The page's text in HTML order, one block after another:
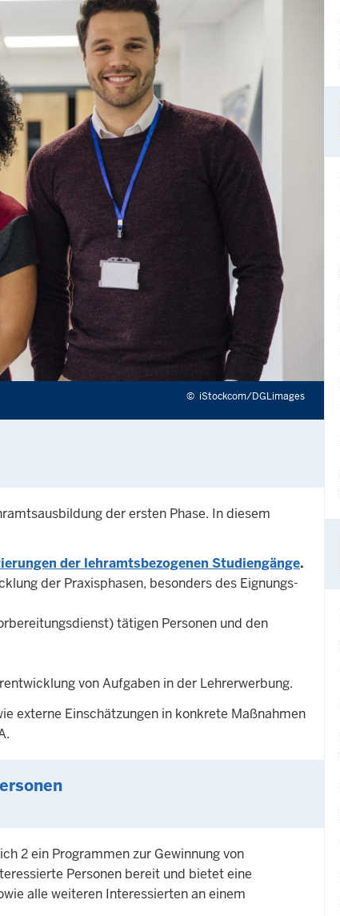
© iStockcom/DGLimages
der ersten Phase. In diesem
der lehramtsbezogenen Studiengänge.
der Praxisphasen, besonders des Eignungs-
tätigen Personen und den
von Aufgaben in der Lehrerwerbung.
externe Einschätzungen in konkrete Maßnahmen
2 ein Programmen zur Gewinnung von
Personen bereit und bietet eine
alle weiteren Interessierten an einem